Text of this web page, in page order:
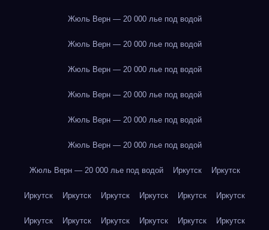
Жюль Верн — 20 000 лье под водой
Жюль Верн — 20 000 лье под водой
Жюль Верн — 20 000 лье под водой
Жюль Верн — 20 000 лье под водой
Жюль Верн — 20 000 лье под водой
Жюль Верн — 20 000 лье под водой
Жюль Верн — 20 000 лье под водой Иркутск Иркутск
Иркутск Иркутск Иркутск Иркутск Иркутск Иркутск
Иркутск Иркутск Иркутск Иркутск Иркутск Иркутск